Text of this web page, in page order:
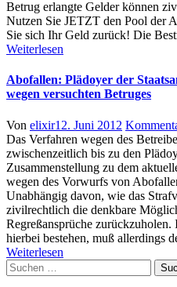
Betrug erlangte Gelder können
Nutzen Sie JETZT den Pool der
Sie sich Ihr Geld zurück! Die
Weiterlesen
Abofallen: Plädoyer der
wegen versuchten Betruges
Author
Von elixirPosted
on
12. Juni 2012
Das Verfahren wegen des
zwischenzeitlich bis zu den
Zusammenstellung zu dem
wegen des Vorwurfs von
Unabhängig davon, wie das
zivilrechtlich die denkbare
Regreßansprüche
hierbei bestehen, muß allerdings
Weiterlesen
Suchen
nach: